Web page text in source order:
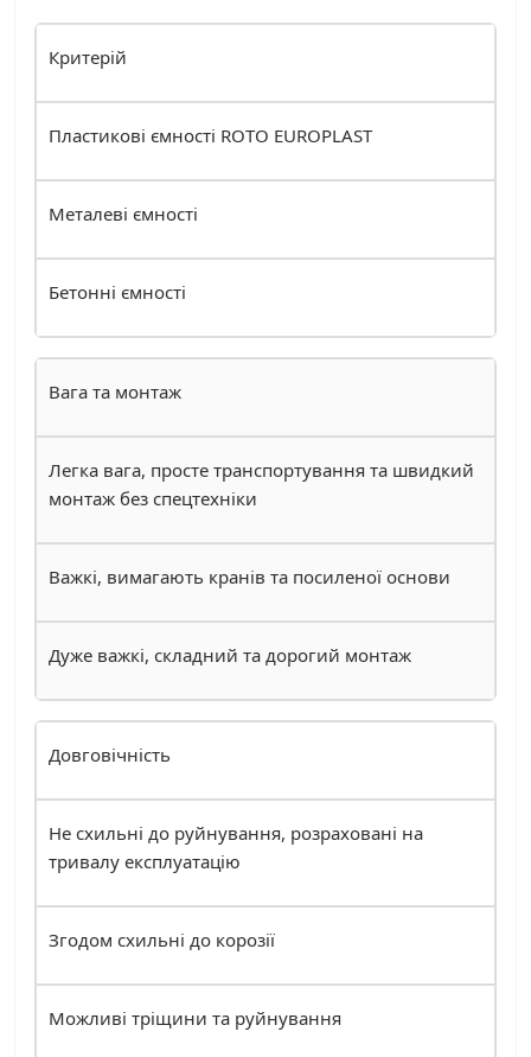
Критерій
Пластикові ємності ROTO EUROPLAST
Металеві ємності
Бетонні ємності
Вага та монтаж
Легка вага, просте транспортування та швидкий
монтаж без спецтехніки
Важкі, вимагають кранів та посиленої основи
Дуже важкі, складний та дорогий монтаж
Довговічність
Не схильні до руйнування, розраховані на
тривалу експлуатацію
Згодом схильні до корозії
Можливі тріщини та руйнування